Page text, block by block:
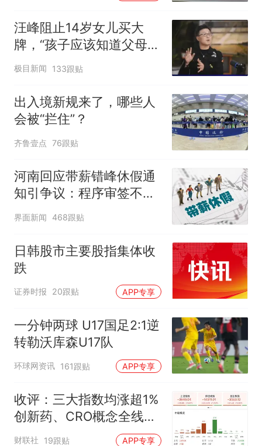
汪峰阻止14岁女儿买大
牌，“孩子应该知道父母的
不易”，称自己买衣服80%
极目新闻 133跟贴
出入境新规来了，哪些人
会被“拦住”？
齐鲁壹点 76跟贴
河南回应带薪错峰休假通
知引争议：程序审签不规
范，待修改后予以印发
界面新闻 468跟贴
日韩股市主要股指集体收
跌
证券时报 20跟贴 APP专享
一分钟两球 U17国足2:1逆
转勒沃库森U17队
环球网资讯 161跟贴 APP专享
收评：三大指数均涨超1%
创新药、CRO概念全线走
强
财联社 19跟贴 APP专享